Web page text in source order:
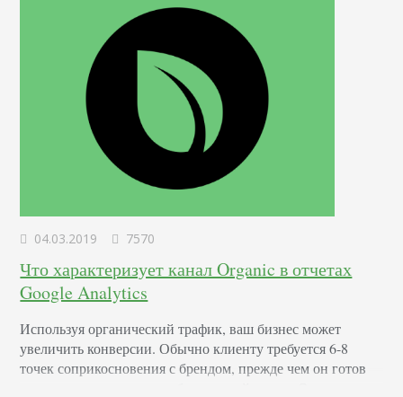
04.03.2019 7570
Что характеризует канал Organic в отчетах
Google Analytics
Используя органический трафик, ваш бизнес может
увеличить конверсии. Обычно клиенту требуется 6-8
точек соприкосновения с брендом, прежде чем он готов